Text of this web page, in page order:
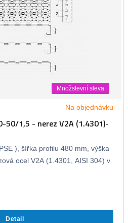
Množstevní sleva
Na objednávku
50/1,5 - nerez V2A (1.4301)-
), šířka profilu 480 mm, výška
ocel V2A (1.4301, AISI 304) v
Detail